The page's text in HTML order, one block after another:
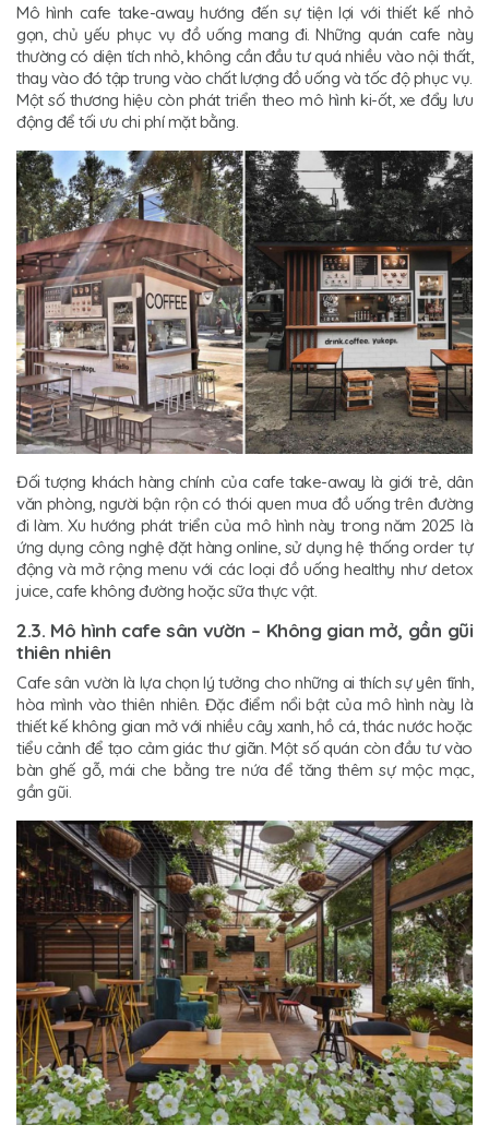
Mô hình cafe take-away hướng đến sự tiện lợi với thiết kế nhỏ
gọn, chủ yếu phục vụ đồ uống mang đi. Những quán cafe này
thường có diện tích nhỏ, không cần đầu tư quá nhiều vào nội thất,
thay vào đó tập trung vào chất lượng đồ uống và tốc độ phục vụ.
Một số thương hiệu còn phát triển theo mô hình ki-ốt, xe đẩy lưu
động để tối ưu chi phí mặt bằng.
Đối tượng khách hàng chính của cafe take-away là giới trẻ, dân
văn phòng, người bận rộn có thói quen mua đồ uống trên đường
đi làm. Xu hướng phát triển của mô hình này trong năm 2025 là
ứng dụng công nghệ đặt hàng online, sử dụng hệ thống order tự
động và mở rộng menu với các loại đồ uống healthy như detox
juice, cafe không đường hoặc sữa thực vật.
2.3. Mô hình cafe sân vườn – Không gian mở, gần gũi
thiên nhiên
Cafe sân vườn là lựa chọn lý tưởng cho những ai thích sự yên tĩnh,
hòa mình vào thiên nhiên. Đặc điểm nổi bật của mô hình này là
thiết kế không gian mở với nhiều cây xanh, hồ cá, thác nước hoặc
tiểu cảnh để tạo cảm giác thư giãn. Một số quán còn đầu tư vào
bàn ghế gỗ, mái che bằng tre nứa để tăng thêm sự mộc mạc,
gần gũi.